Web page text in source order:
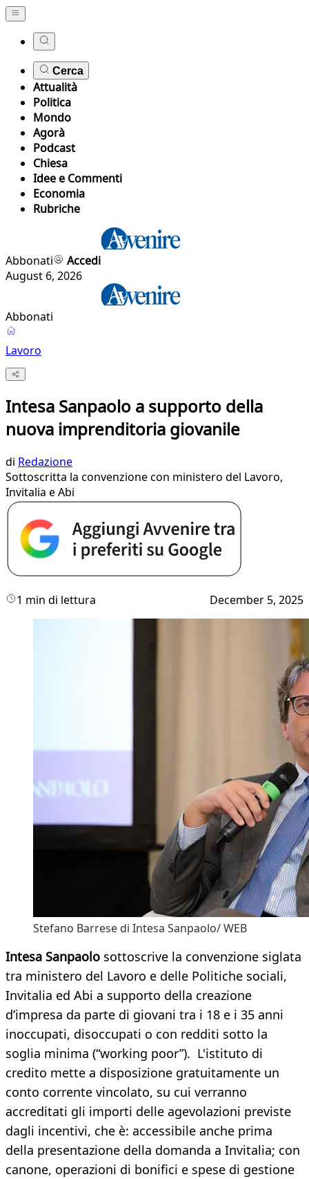
Cerca
Attualità
Politica
Mondo
Agorà
Podcast
Chiesa
Idee e Commenti
Economia
Rubriche
Abbonati
Accedi
August 6, 2026
Abbonati
Lavoro
Intesa Sanpaolo a supporto della
nuova imprenditoria giovanile
di Redazione
Sottoscritta la convenzione con ministero del Lavoro,
Invitalia e Abi
1 min di lettura December 5, 2025
Stefano Barrese di Intesa Sanpaolo/ WEB
Intesa Sanpaolo sottoscrive la convenzione siglata
tra ministero del Lavoro e delle Politiche sociali,
Invitalia ed Abi a supporto della creazione
d’impresa da parte di giovani tra i 18 e i 35 anni
inoccupati, disoccupati o con redditi sotto la
soglia minima (“working poor”). L'istituto di
credito mette a disposizione gratuitamente un
conto corrente vincolato, su cui verranno
accreditati gli importi delle agevolazioni previste
dagli incentivi, che è: accessibile anche prima
della presentazione della domanda a Invitalia; con
canone, operazioni di bonifici e spese di gestione